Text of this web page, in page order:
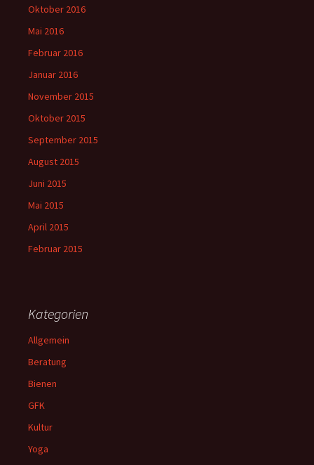
Oktober 2016
Mai 2016
Februar 2016
Januar 2016
November 2015
Oktober 2015
September 2015
August 2015
Juni 2015
Mai 2015
April 2015
Februar 2015
Kategorien
Allgemein
Beratung
Bienen
GFK
Kultur
Yoga